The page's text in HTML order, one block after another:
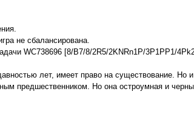
не сбалансирована.
WC738696 [8/B7/8/2R5/2KNRn1P/3P1PP1/
лет, имеет право на существование. Но и
предшественником. Но она остроумная и